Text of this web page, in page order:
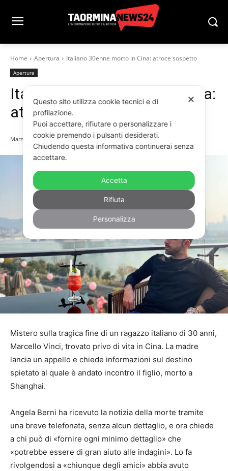
Home Apertura Italiano 30enne morto in Cina: atroce sospetto
Apertura
Italiano 30enne morto in Cina:
atroce sospetto
Marzo 13, 2023
Mistero sulla tragica fine di un ragazzo italiano di 30 anni,
Marcello Vinci, trovato privo di vita in Cina. La madre
lancia un appello e chiede informazioni sul destino
spietato al quale è andato incontro il figlio, morto a
Shanghai.
Angela Berni ha ricevuto la notizia della morte tramite
una breve telefonata, senza alcun dettaglio, e ora chiede
a chi può di «fornire ogni minimo dettaglio» che
«potrebbe essere di gran aiuto alle indagini». Lo fa
rivolgendosi a «chiunque degli amici» abbia avuto
✕
Questo sito utilizza cookie tecnici e di
profilazione.
Puoi accettare, rifiutare o personalizzare i
cookie premendo i pulsanti desiderati.
Chiudendo questa informativa continuerai senza
accettare.
Accetta
Rifiuta
Personalizza